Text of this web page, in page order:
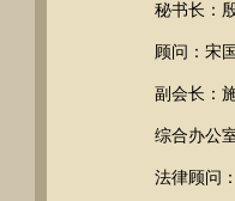
秘书长：
顾问：宋
副会长：
综合办公
法律顾问